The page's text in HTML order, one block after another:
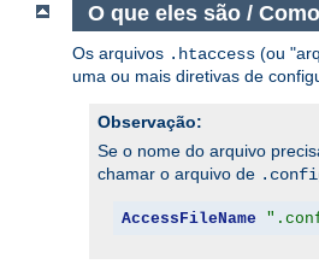
O que eles são /
Os arquivos .htaccess (ou
uma ou mais diretivas de
Observação:
Se o nome do arquivo
chamar o arquivo de
AccessFileName